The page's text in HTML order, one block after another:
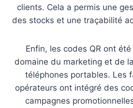
clients. Cela a permis une
des stocks et une traçabilité
Enfin, les codes QR ont
domaine du marketing et de
téléphones portables. Les
opérateurs ont intégré des
campagnes